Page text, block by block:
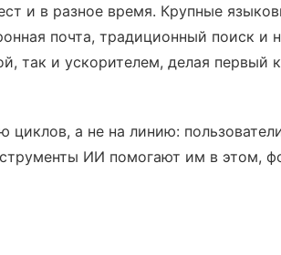
и в разное время. Крупные
почта, традиционный поиск и
так и ускорителем, делая первый
циклов, а не на линию:
ИИ помогают им в этом,